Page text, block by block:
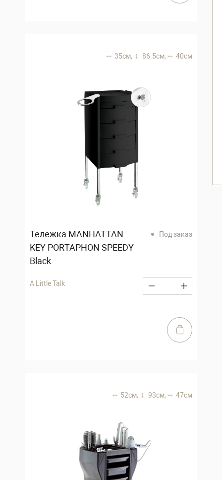
35 см, 86.5 см, 40 см
Тележка MANHATTAN
KEY PORTAPHON SPEEDY
Black
Под заказ
A Little Talk
52 см, 93 см, 47 см